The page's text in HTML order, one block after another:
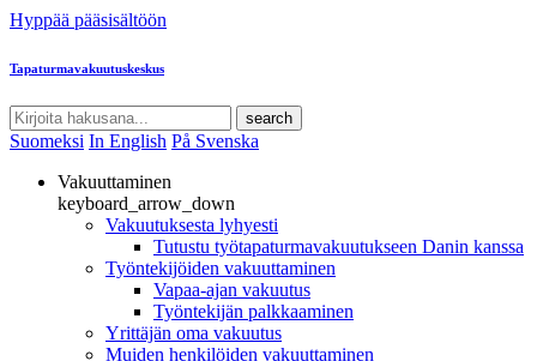
Hyppää pääsisältöön
Tapaturmavakuutuskeskus
search
Suomeksi In English På Svenska
Vakuuttaminen
keyboard_arrow_down
Vakuutuksesta lyhyesti
Tutustu työtapaturmavakuutukseen Danin kanssa
Työntekijöiden vakuuttaminen
Vapaa-ajan vakuutus
Työntekijän palkkaaminen
Yrittäjän oma vakuutus
Muiden henkilöiden vakuuttaminen